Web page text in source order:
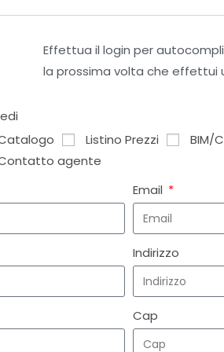
Effettua il login per
la prossima volta che effettui
Listino Prezzi BIM/
agente
Email
Indirizzo
Cap